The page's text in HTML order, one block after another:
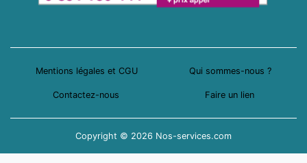
Mentions légales et CGU Qui sommes-nous ?
Contactez-nous Faire un lien
Copyright © 2026 Nos-services.com